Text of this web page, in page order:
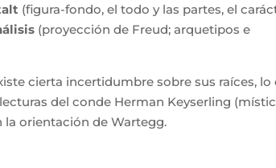
(figura-fondo, el todo y las partes, el
(proyección de Freud; arquetipos e
cierta incertidumbre sobre sus raíces, lo
del conde Herman Keyserling
la orientación de Wartegg.